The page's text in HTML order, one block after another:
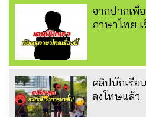
จากปากเพื่
ภาษาไทย เ
คลิปนักเรีย
ลงโทษแล้ว